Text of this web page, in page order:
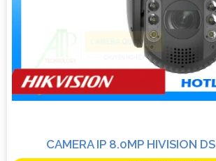
CAMERA IP 8.0MP HIVISION